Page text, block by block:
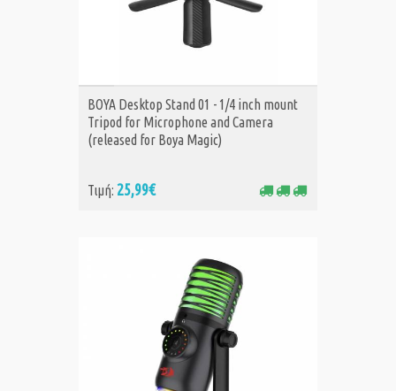
ΑΓΟΡΑ
BOYA Desktop Stand 01 - 1/4 inch mount
Tripod for Microphone and Camera
(released for Boya Magic)
Τιμή: 25,99€